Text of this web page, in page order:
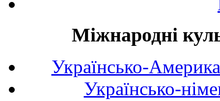
Міжнародні
Українсько-
Українсько-